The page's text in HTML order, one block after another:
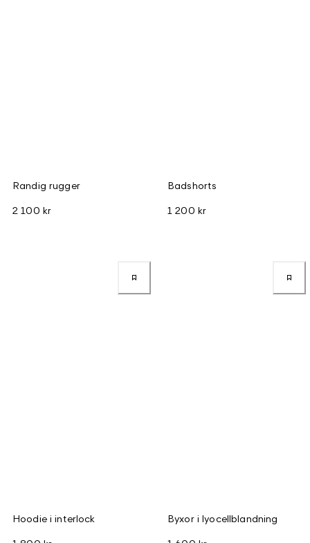
Randig rugger
2 100 kr
Badshorts
1 200 kr
Hoodie i interlock Byxor i lyocellblandning